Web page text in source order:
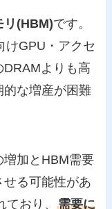
リ(HBM)です。
けGPU・アクセ
よりも高
的な増産が困難
増加とHBM需要
る可能性があ
ており、需要に